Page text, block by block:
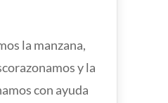
la manzana,
y la
con ayuda